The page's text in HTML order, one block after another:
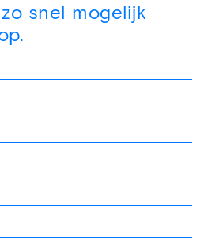
snel mogelijk